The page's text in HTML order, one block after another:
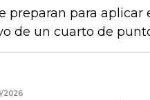
preparan para
de un cuarto de
2026